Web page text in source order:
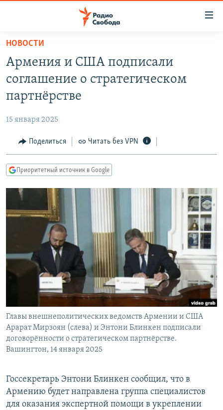
упрощенного
доступа
основному
Вернутся
Вернутся
поиску
ПОДКАСТЫ
АВТОРСКИЕ ПРОЕКТЫ
МНЕНИЯ
КУЛЬТУРА
КАВКАЗ.РЕАЛИИ
СЕВЕР.РЕАЛИИ
СИБИРЬ.РЕАЛИИ
РАСПИСАНИЕ ВЕЩАНИЯ
ПОДПИШИТЕСЬ НА РАССЫЛКУ
СОЦИАЛЬНЫЕ СЕТИ
Все сайты РСЕ/РС
НОВОСТИ
Армения и США подписали
соглашение о стратегическом
партнёрстве
15 января 2025
Поделиться Читать без VPN
Приоритетный источник в Google
Главы внешнеполитических ведомств Армении и США
Арарат Мирзоян (слева) и Энтони Блинкен подписали
договорённости о стратегическом партнёрстве.
Вашингтон, 14 января 2025
Госсекретарь Энтони Блинкен сообщил, что в
Армению будет направлена группа специалистов
для оказания экспертной помощи в укреплении